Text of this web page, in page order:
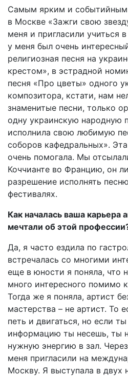
Самым ярким и событийным
в Москве «Зажги свою
меня и пригласили учиться
у меня был очень
религиозная песня на
крестом», в эстрадной
песня «Про цветы» одного
композитора, кстати, нам
знаменитые песни, только
одну украинскую народную
исполнила свою любимую
соборов кафедральных».
очень помогала. Мы
Коччианте во Францию, он
разрешение исполнять
фестивалях.
Как началась ваша карьера
мечтали об этой
Да, я часто ездила по
встречалась со многими
еще в юности я поняла, что
много интересного помимо
Тогда же я поняла, артист
мастерства – не артист. То
петь и двигаться, но если
информацию ты несешь, ты
нужную энергию в зал.
меня пригласили на
Москву. Я выступала в двух